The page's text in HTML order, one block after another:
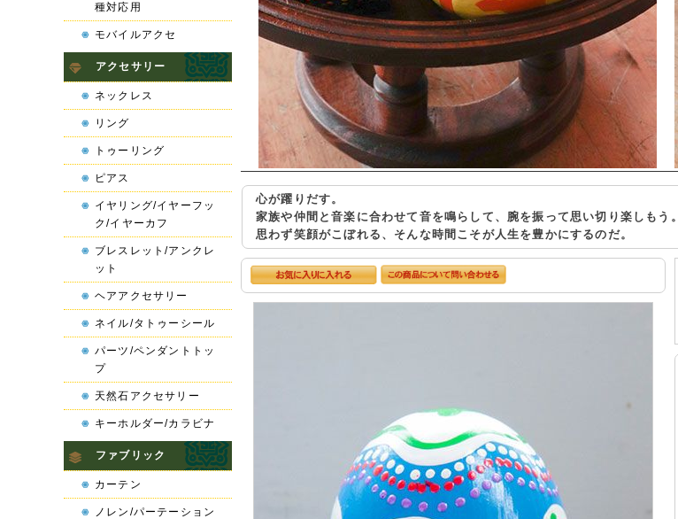
心が躍りだす。
家族や仲間と音楽に合わせて音を鳴らして、腕を振って思い切り楽しもう。
思わず笑顔がこぼれる、そんな時間こそが人生を豊かにするのだ。
種対応用
モバイルアクセ
アクセサリー
ネックレス
リング
トゥーリング
ピアス
イヤリング/イヤーフッ
ク/イヤーカフ
ブレスレット/アンクレ
ット
ヘアアクセサリー
ネイル/タトゥーシール
パーツ/ペンダントトッ
プ
天然石アクセサリー
キーホルダー/カラビナ
ファブリック
カーテン
ノレン/パーテーション